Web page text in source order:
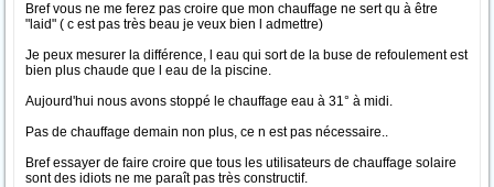
Bref vous ne me ferez pas croire que mon chauffage ne sert qu à être
"laid" ( c est pas très beau je veux bien l admettre)
Je peux mesurer la différence, l eau qui sort de la buse de refoulement est
bien plus chaude que l eau de la piscine.
Aujourd'hui nous avons stoppé le chauffage eau à 31° à midi.
Pas de chauffage demain non plus, ce n est pas nécessaire..
Bref essayer de faire croire que tous les utilisateurs de chauffage solaire
sont des idiots ne me paraît pas très constructif.